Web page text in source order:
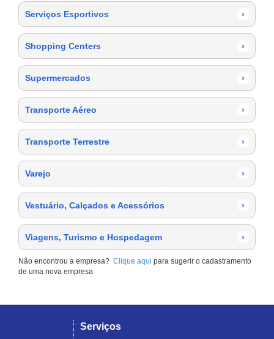
Serviços Esportivos ›
Shopping Centers ›
Supermercados ›
Transporte Aéreo ›
Transporte Terrestre ›
Varejo ›
Vestuário, Calçados e Acessórios ›
Viagens, Turismo e Hospedagem ›
Não encontrou a empresa? Clique aqui para sugerir o cadastramento
de uma nova empresa
Serviços